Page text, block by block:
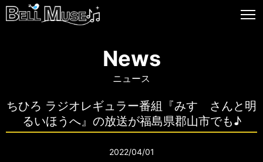
News
ニュース
ちひろ ラジオレギュラー番組『みすゞさんと明
るいほうへ』の放送が福島県郡山市でも♪
2022/04/01